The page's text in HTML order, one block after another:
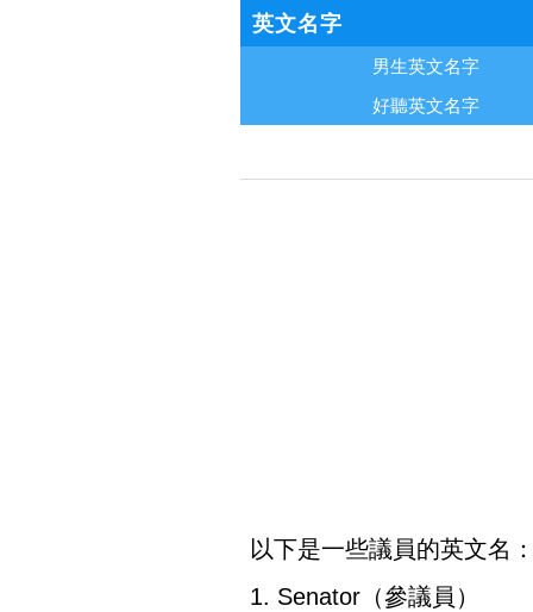
英文名字
男生英文名字
好聽英文名字
以下是一些議員的英文名
1. Senator（參議員）